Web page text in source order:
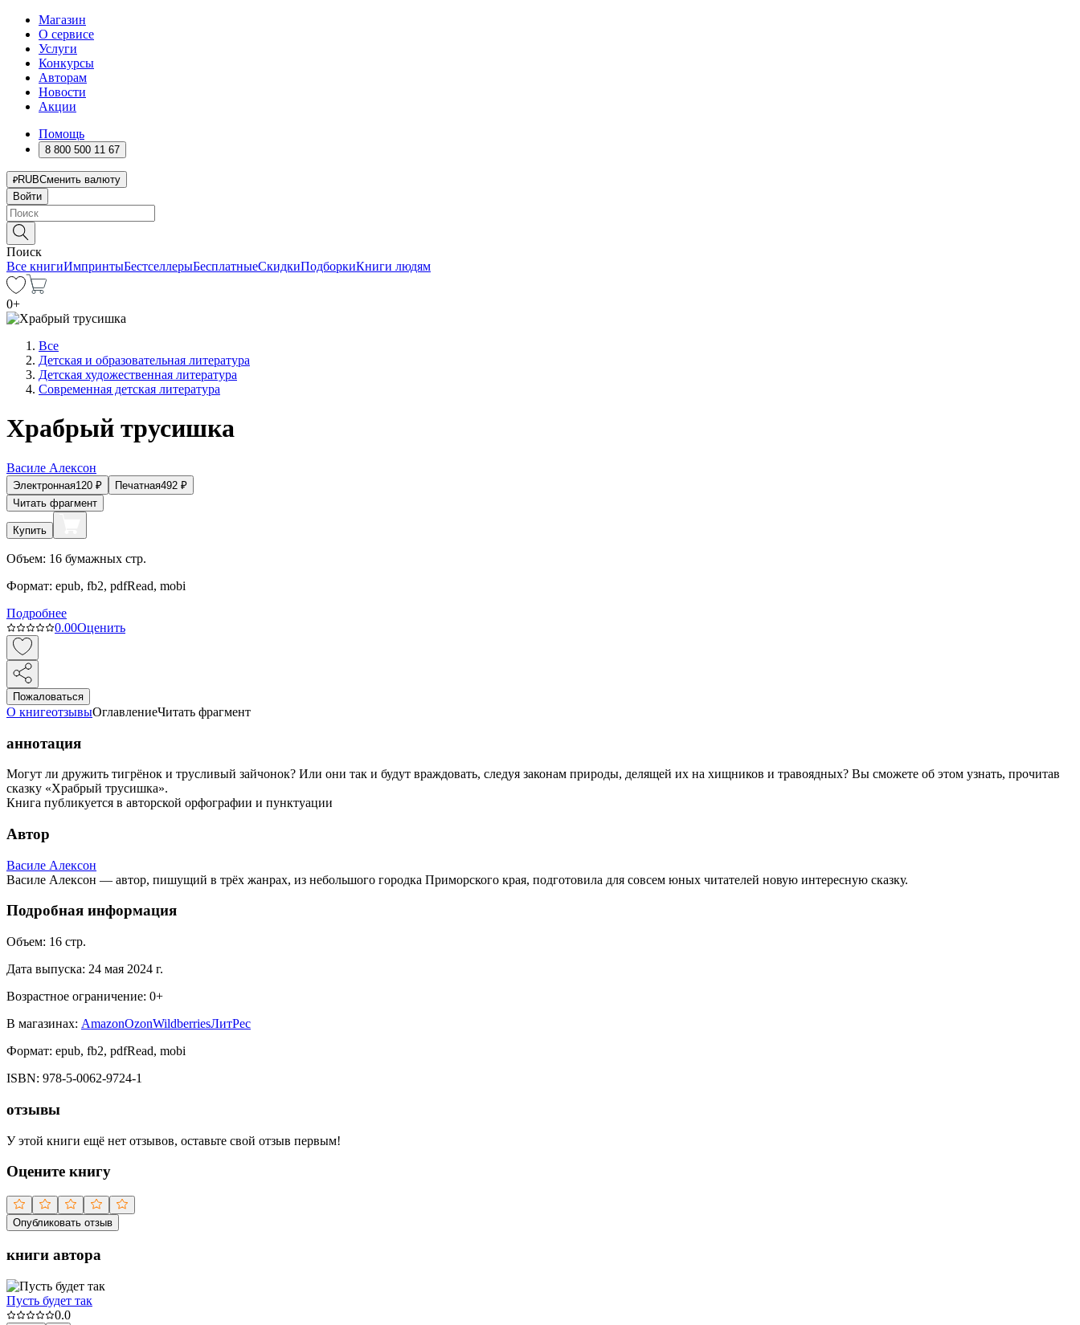
Магазин
О сервисе
Услуги
Конкурсы
Авторам
Новости
Акции
Помощь
8 800 500 11 67
RUBСменить валюту
Войти
Поиск
Все книгиИмпринтыБестселлерыБесплатныеСкидкиПодборкиКниги людям
0+
Все
Детская и образовательная литература
Детская художественная литература
Современная детская литература
Храбрый трусишка
Василе Алексон
Электронная120 ₽ Печатная492 ₽
Читать фрагмент
Купить
Объем: 16 бумажных стр.
Формат: epub, fb2, pdfRead, mobi
Подробнее
0.00Оценить
Пожаловаться
О книгеотзывыОглавлениеЧитать фрагмент
аннотация
Могут ли дружить тигрёнок и трусливый зайчонок? Или они так и будут враждовать, следуя законам природы, делящей их на хищников и травоядных? Вы сможете об этом узнать, прочитав
сказку «Храбрый трусишка».
Книга публикуется в авторской орфографии и пунктуации
Автор
Василе Алексон
Василе Алексон — автор, пишущий в трёх жанрах, из небольшого городка Приморского края, подготовила для совсем юных читателей новую интересную сказку.
Подробная информация
Объем: 16 стр.
Дата выпуска: 24 мая 2024 г.
Возрастное ограничение: 0+
В магазинах: AmazonOzonWildberriesЛитРес
Формат: epub, fb2, pdfRead, mobi
ISBN: 978-5-0062-9724-1
отзывы
У этой книги ещё нет отзывов, оставьте свой отзыв первым!
Оцените книгу
Опубликовать отзыв
книги автора
Пусть будет так
0.0